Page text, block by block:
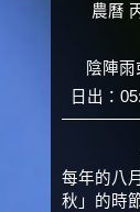
農曆
陰陣
日出：
每年的八
秋」的時